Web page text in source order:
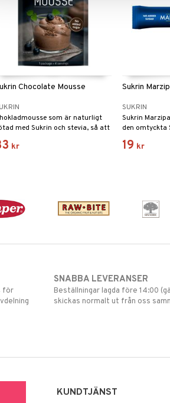
Chocolate Mousse
som är naturligt
med Sukrin och stevia, så att
kan njuta helt utan dåligt
kr
Sukrin
SUKRIN
Sukrin
den omtyckta
och omslutet
SukrinChoklad.
19 kr
för
SNABBA LEVERANSER
Beställningar lagda före 14:00
skickas normalt ut från oss
KUNDTJÄNST